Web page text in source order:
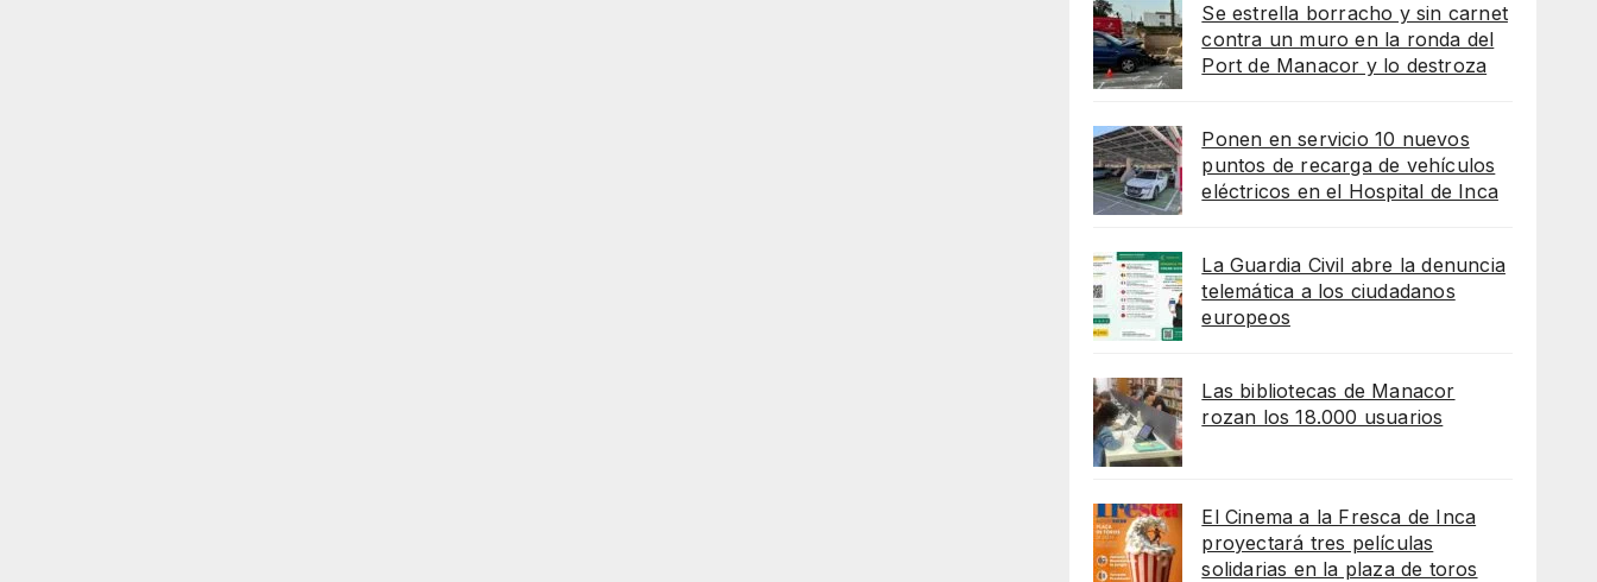
Se estrella borracho y sin carnet
contra un muro en la ronda del
Port de Manacor y lo destroza
Ponen en servicio 10 nuevos
puntos de recarga de vehículos
eléctricos en el Hospital de Inca
La Guardia Civil abre la denuncia
telemática a los ciudadanos
europeos
Las bibliotecas de Manacor
rozan los 18.000 usuarios
El Cinema a la Fresca de Inca
proyectará tres películas
solidarias en la plaza de toros